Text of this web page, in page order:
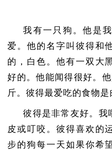
我有一只狗。他是
爱。他的名字叫彼得和
的，白色。他有一双大
好的。他能闻得很好。
斤。彼得最爱吃的食物是
彼得是非常友好。我
皮或叮咬。彼得喜欢的
步的狗每一天如果你希